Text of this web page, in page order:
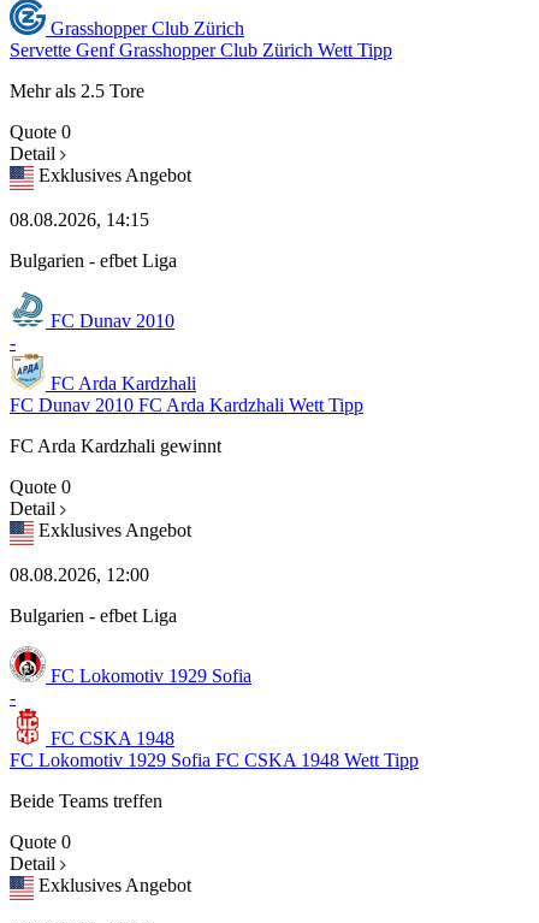
Grasshopper Club Zürich
Servette Genf Grasshopper Club Zürich Wett Tipp
Mehr als 2.5 Tore
Quote 0
Detail
Exklusives Angebot
08.08.2026, 14:15
Bulgarien - efbet Liga
FC Dunav 2010
-
FC Arda Kardzhali
FC Dunav 2010 FC Arda Kardzhali Wett Tipp
FC Arda Kardzhali gewinnt
Quote 0
Detail
Exklusives Angebot
08.08.2026, 12:00
Bulgarien - efbet Liga
FC Lokomotiv 1929 Sofia
-
FC CSKA 1948
FC Lokomotiv 1929 Sofia FC CSKA 1948 Wett Tipp
Beide Teams treffen
Quote 0
Detail
Exklusives Angebot